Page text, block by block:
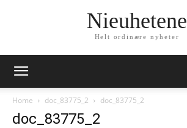
Nieuhetene
Helt ordinære nyheter
Home doc_83775_2 doc_83775_2
doc_83775_2